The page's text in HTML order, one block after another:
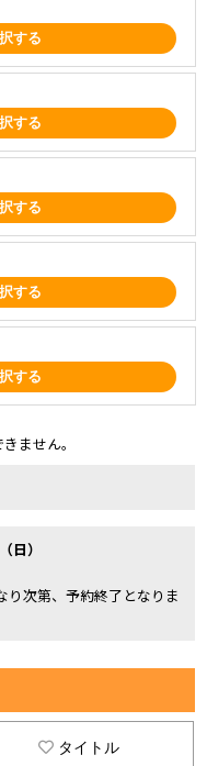
する
する
する
する
する
ません。
日）
次第、予約終了となりま
タイトル